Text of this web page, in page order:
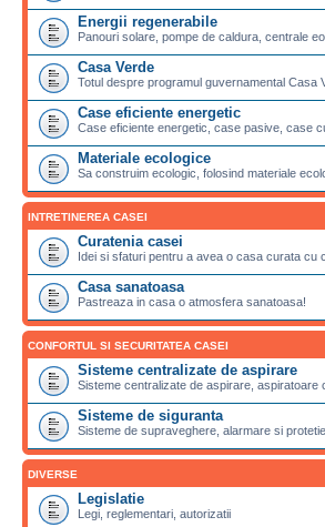
Energii regenerabile
Panouri solare, pompe de caldura, centrale
Casa Verde
Totul despre programul guvernamental Casa
Case eficiente energetic
Case eficiente energetic, case pasive, case
Materiale ecologice
Sa construim ecologic, folosind materiale
INTRETINEREA CASEI
Curatenia casei
Idei si sfaturi pentru a avea o casa curata cu
Casa sanatoasa
Pastreaza in casa o atmosfera sanatoasa!
CONFORTUL SI SECURITATEA CASEI
Sisteme centralizate de aspirare
Sisteme centralizate de aspirare, aspiratoare
Sisteme de siguranta
Sisteme de supraveghere, alarmare si
DIVERSE
Legislatie
Legi, reglementari, autorizatii